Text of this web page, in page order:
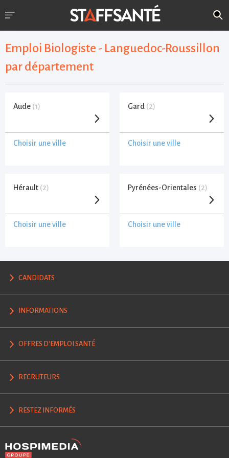
Emploi Biologiste - Languedoc-Roussillon
par département
Aude (1)
Choisir une ville
Gard (2)
Choisir une ville
Hérault (2)
Choisir une ville
Pyrénées-Orientales (2)
Choisir une ville
CANDIDATS
INFORMATIONS
OFFRES D'EMPLOI SANTÉ
RECRUTEURS
RESTEZ INFORMÉS